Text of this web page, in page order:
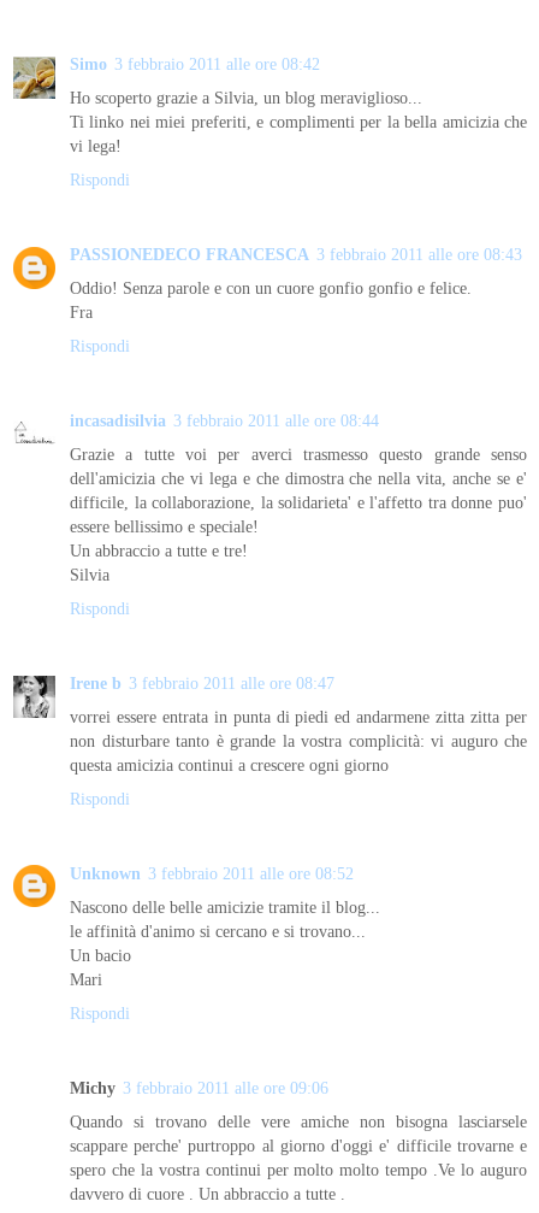
Simo 3 febbraio 2011 alle ore 08:42
Ho scoperto grazie a Silvia, un blog meraviglioso...
Ti linko nei miei preferiti, e complimenti per la bella amicizia che
vi lega!
Rispondi
PASSIONEDECO FRANCESCA 3 febbraio 2011 alle ore 08:43
Oddio! Senza parole e con un cuore gonfio gonfio e felice.
Fra
Rispondi
incasadisilvia 3 febbraio 2011 alle ore 08:44
Grazie a tutte voi per averci trasmesso questo grande senso
dell'amicizia che vi lega e che dimostra che nella vita, anche se e'
difficile, la collaborazione, la solidarieta' e l'affetto tra donne puo'
essere bellissimo e speciale!
Un abbraccio a tutte e tre!
Silvia
Rispondi
Irene b 3 febbraio 2011 alle ore 08:47
vorrei essere entrata in punta di piedi ed andarmene zitta zitta per
non disturbare tanto è grande la vostra complicità: vi auguro che
questa amicizia continui a crescere ogni giorno
Rispondi
Unknown 3 febbraio 2011 alle ore 08:52
Nascono delle belle amicizie tramite il blog...
le affinità d'animo si cercano e si trovano...
Un bacio
Mari
Rispondi
Michy 3 febbraio 2011 alle ore 09:06
Quando si trovano delle vere amiche non bisogna lasciarsele
scappare perche' purtroppo al giorno d'oggi e' difficile trovarne e
spero che la vostra continui per molto molto tempo .Ve lo auguro
davvero di cuore . Un abbraccio a tutte .